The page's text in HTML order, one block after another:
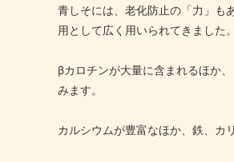
青しそには、老化防止の「力」も
用として広く用いられてきました。
βカロチンが大量に含まれるほか
みます。
カルシウムが豊富なほか、鉄、カ